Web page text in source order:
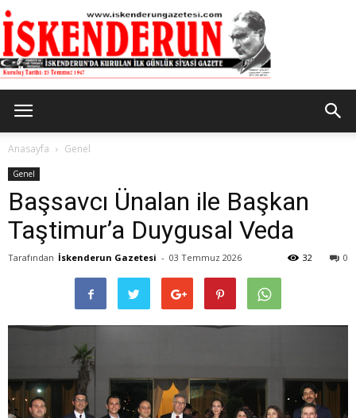
Gazetesi
Anasayfa Genel
Genel
Başsavcı Ünalan ile Başkan
Taştimur’a Duygusal Veda
Tarafından İskenderun Gazetesi - 03 Temmuz 2026 0
32